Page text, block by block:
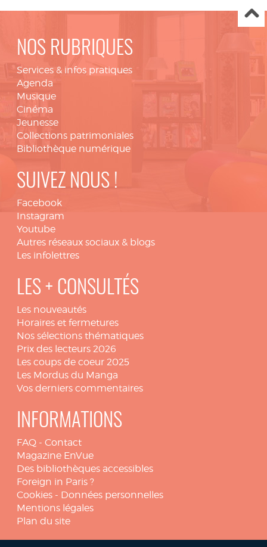
NOS RUBRIQUES
Services & infos pratiques
Agenda
Musique
Cinéma
Jeunesse
Collections patrimoniales
Bibliothèque numérique
SUIVEZ NOUS !
Facebook
Instagram
Youtube
Autres réseaux sociaux & blogs
Les infolettres
LES + CONSULTÉS
Les nouveautés
Horaires et fermetures
Nos sélections thématiques
Prix des lecteurs 2026
Les coups de coeur 2025
Les Mordus du Manga
Vos derniers commentaires
INFORMATIONS
FAQ - Contact
Magazine EnVue
Des bibliothèques accessibles
Foreign in Paris ?
Cookies - Données personnelles
Mentions légales
Plan du site